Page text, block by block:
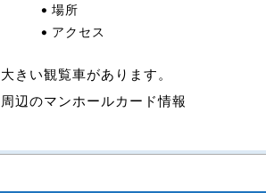
場所
アクセス
大きい観覧車があります。
周辺のマンホールカード情報